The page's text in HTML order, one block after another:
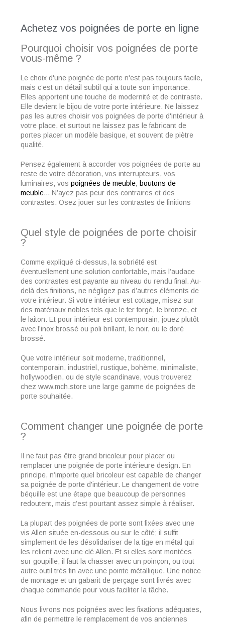
Achetez vos poignées de porte en ligne
Pourquoi choisir vos poignées de porte
vous-même ?
Le choix d'une poignée de porte n'est pas toujours facile,
mais c’est un détail subtil qui a toute son importance.
Elles apportent une touche de modernité et de contraste.
Elle devient le bijou de votre porte intérieure. Ne laissez
pas les autres choisir vos poignées de porte d'intérieur à
votre place, et surtout ne laissez pas le fabricant de
portes placer un modèle basique, et souvent de piètre
qualité.
Pensez également à accorder vos poignées de porte au
reste de votre décoration, vos interrupteurs, vos
luminaires, vospoignées de meuble, boutons de
meuble... N’ayez pas peur des contraires et des
contrastes. Osez jouer sur les contrastes de finitions
Quel style de poignées de porte choisir
?
Comme expliqué ci-dessus, la sobriété est
éventuellement une solution confortable, mais l’audace
des contrastes est payante au niveau du rendu final. Au-
delà des finitions, ne négligez pas d’autres éléments de
votre intérieur. Si votre intérieur est cottage, misez sur
des matériaux nobles tels que le fer forgé, le bronze, et
le laiton. Et pour intérieur est contemporain, jouez plutôt
avec l’inox brossé ou poli brillant, le noir, ou le doré
brossé.
Que votre intérieur soit moderne, traditionnel,
contemporain, industriel, rustique, bohème, minimaliste,
hollywoodien, ou de style scandinave, vous trouverez
chez www.mch.store une large gamme de poignées de
porte souhaitée.
Comment changer une poignée de porte
?
Il ne faut pas être grand bricoleur pour placer ou
remplacer une poignée de porte intérieure design. En
principe, n’importe quel bricoleur est capable de changer
sa poignée de porte d'intérieur. Le changement de votre
béquille est une étape que beaucoup de personnes
redoutent, mais c’est pourtant assez simple à réaliser.
La plupart des poignées de porte sont fixées avec une
vis Allen située en-dessous ou sur le côté; il suffit
simplement de les désolidariser de la tige en métal qui
les relient avec une clé Allen. Et si elles sont montées
sur goupille, il faut la chasser avec un poinçon, ou tout
autre outil très fin avec une pointe métallique. Une notice
de montage et un gabarit de perçage sont livrés avec
chaque commande pour vous faciliter la tâche.
Nous livrons nos poignées avec les fixations adéquates,
afin de permettre le remplacement de vos anciennes